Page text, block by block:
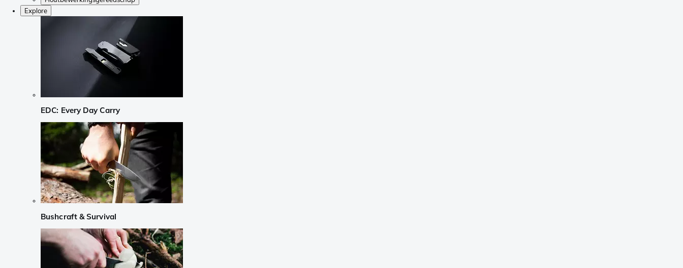
Explore
EDC: Every Day Carry
Bushcraft & Survival